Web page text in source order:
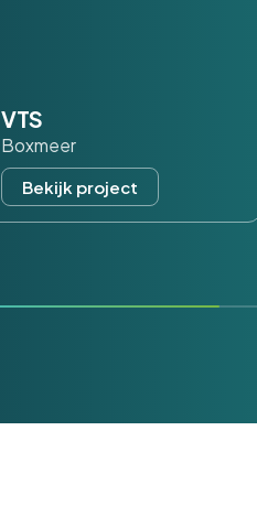
VTS
Boxmeer
Bekijk project